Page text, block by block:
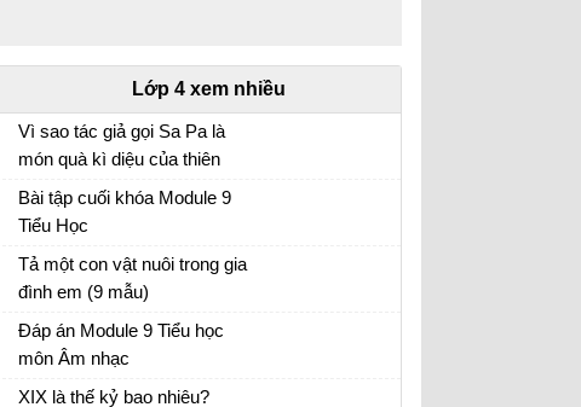
Lớp 4 xem nhiều
Vì sao tác giả gọi Sa Pa là
món quà kì diệu của thiên
nhiên?
Ôn tập tiếng Việt lớp 4
Bài tập cuối khóa Module 9
Tiểu Học
Bài tập cuối khóa Module 9 Tiểu Học đầy đủ
Tả một con vật nuôi trong gia
đình em (9 mẫu)
Đáp án Module 9 Tiểu học
môn Âm nhạc
Đáp án trắc nghiệm Module 9 Tiểu học
XIX là thế kỷ bao nhiêu?
Giải toàn bộ trong sgk toán lớp 4. Cẩm nang
làm bài tập toán lớp 6. Để học tốt toán 4. Ôn